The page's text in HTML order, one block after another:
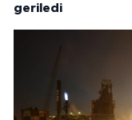
geriledi